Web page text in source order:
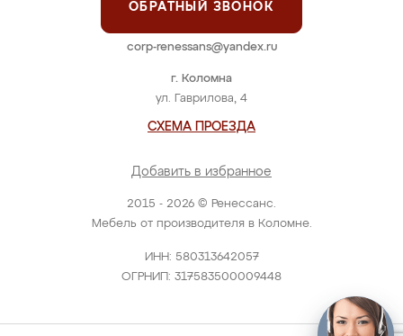
2015 - 2026 © Ренессанс.
Мебель от производителя в Коломне.
ИНН: 580313642057
ОГРНИП: 317583500009448
г. Коломна
ул. Гаврилова, 4
СХЕМА ПРОЕЗДА
Добавить в избранное
ОБРАТНЫЙ ЗВОНОК
corp-renessans@yandex.ru